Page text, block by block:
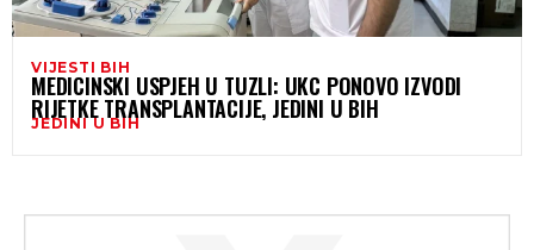
VIJESTI BIH
MEDICINSKI USPJEH U TUZLI: UKC PONOVO IZVODI
RIJETKE TRANSPLANTACIJE, JEDINI U BIH
JEDINI U BIH